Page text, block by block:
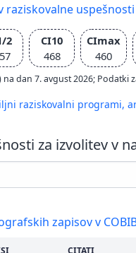
2
CI10
468
CImax
460
dan 7. avgust 2026;
raziskovalni programi,
za izvolitev v
zapisov v
CITATI